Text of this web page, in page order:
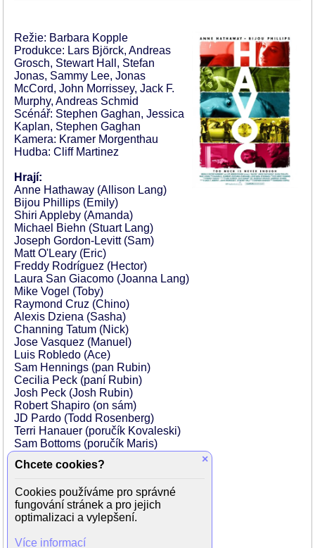
Režie: Barbara Kopple
Produkce: Lars Björck, Andreas
Grosch, Stewart Hall, Stefan
Jonas, Sammy Lee, Jonas
McCord, John Morrissey, Jack F.
Murphy, Andreas Schmid
Scénář: Stephen Gaghan, Jessica
Kaplan, Stephen Gaghan
Kamera: Kramer Morgenthau
Hudba: Cliff Martinez
Hrají:
Anne Hathaway (Allison Lang)
Bijou Phillips (Emily)
Shiri Appleby (Amanda)
Michael Biehn (Stuart Lang)
Joseph Gordon-Levitt (Sam)
Matt O'Leary (Eric)
Freddy Rodríguez (Hector)
Laura San Giacomo (Joanna Lang)
Mike Vogel (Toby)
Raymond Cruz (Chino)
Alexis Dziena (Sasha)
Channing Tatum (Nick)
Jose Vasquez (Manuel)
Luis Robledo (Ace)
Sam Hennings (pan Rubin)
Cecilia Peck (paní Rubin)
Josh Peck (Josh Rubin)
Robert Shapiro (on sám)
JD Pardo (Todd Rosenberg)
Terri Hanauer (poručík Kovaleski)
Sam Bottoms (poručík Maris)
Jillian McWhirter (policistka)
Jon Erik (Los Angeleský policista)
Laura Breckenridge (Runaway)
Alysia Joy Powell (Desiree)
Samar Omar (Becky)
×
Chcete cookies?
Cookies používáme pro správné
fungování stránek a pro jejich
optimalizaci a vylepšení.
Více informací